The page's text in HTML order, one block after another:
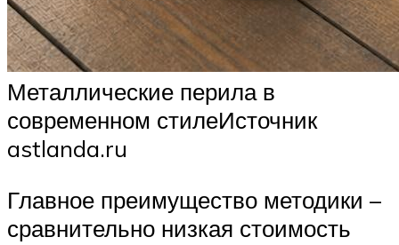
Металлические перила в
современном стилеИсточник
astlanda.ru
Главное преимущество методики –
сравнительно низкая стоимость